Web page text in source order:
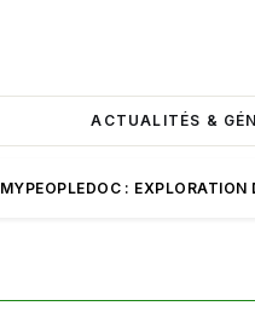
ACTUALITÉS &
MYPEOPLEDOC : EXPLORATION